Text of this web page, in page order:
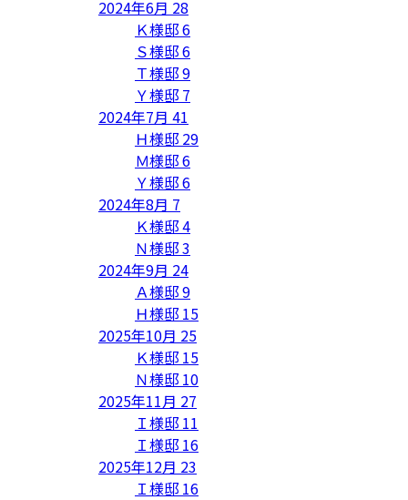
2024年6月 28
Ｋ様邸6
Ｓ様邸6
Ｔ様邸9
Ｙ様邸 7
2024年7月 41
Ｈ様邸 29
Ｍ様邸6
Ｙ様邸6
2024年8月 7
Ｋ様邸4
Ｎ様邸3
2024年9月 24
Ａ様邸9
Ｈ様邸 15
2025年10月 25
Ｋ様邸 15
Ｎ様邸 10
2025年11月 27
Ｉ様邸 11
Ｉ様邸 16
2025年12月 23
Ｉ様邸 16